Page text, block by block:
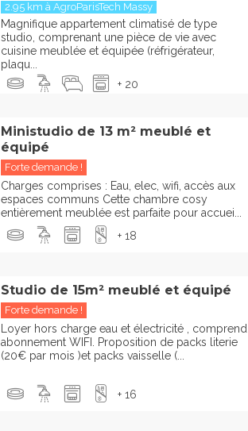
2.95 km à AgroParisTech Massy
Magnifique appartement climatisé de type
studio, comprenant une pièce de vie avec
cuisine meublée et équipée (réfrigérateur,
plaqu...
+ 20
Ministudio de 13 m² meublé et
équipé
Forte demande !
Charges comprises : Eau, elec, wifi, accès aux
espaces communs Cette chambre cosy
entièrement meublée est parfaite pour accuei...
+ 18
Studio de 15m² meublé et équipé
Forte demande !
Loyer hors charge eau et électricité , comprend
abonnement WIFI. Proposition de packs literie
(20€ par mois )et packs vaisselle (...
+ 16